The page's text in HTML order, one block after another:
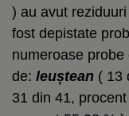
) au avut
fost depistate
numeroase
de: leuștean ( 13
31 din 41,